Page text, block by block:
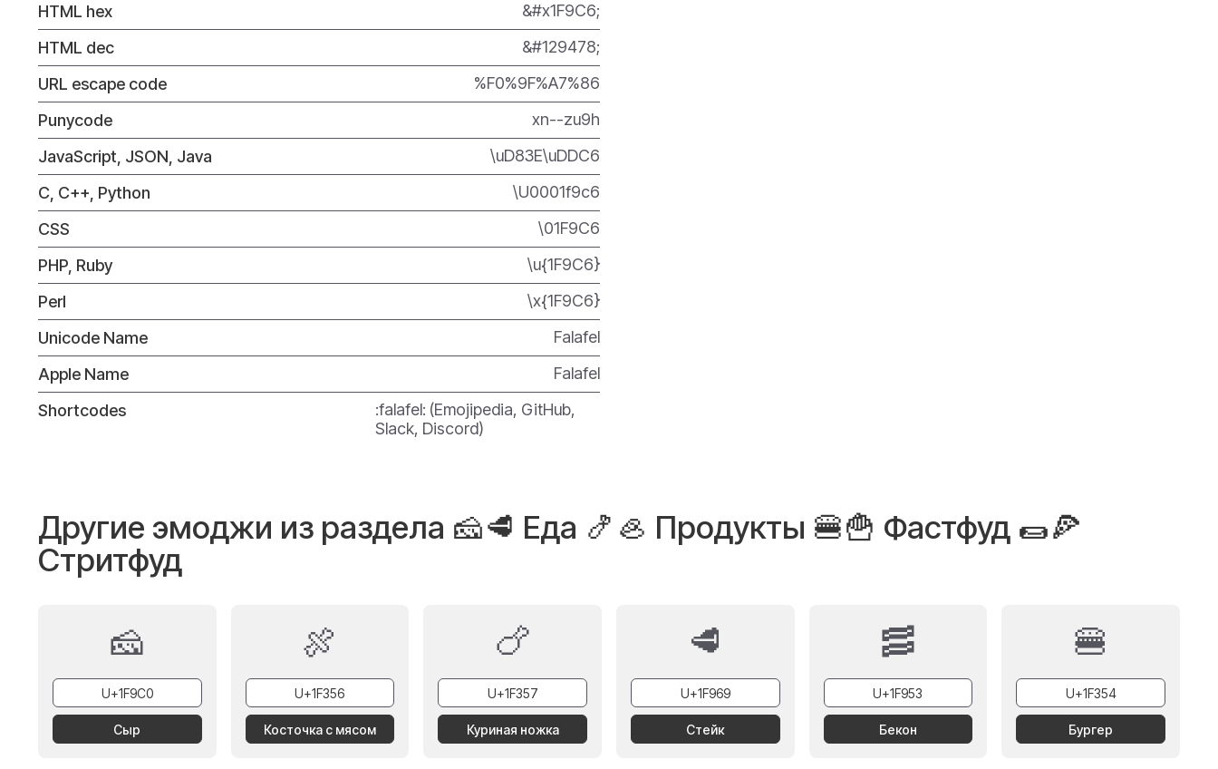
HTML hex
&#x1F9C6;
HTML dec
&#129478;
URL escape code
%F0%9F%A7%86
Punycode
xn--zu9h
JavaScript, JSON, Java
\uD83E\uDDC6
C, C++, Python
\U0001f9c6
CSS
\01F9C6
PHP, Ruby
\u{1F9C6}
Perl
\x{1F9C6}
Unicode Name
Falafel
Apple Name
Falafel
Shortcodes
:falafel: (Emojipedia, GitHub,
Slack, Discord)
Другие эмоджи из раздела 🧀🥩 Еда 🍤🦪 Продукты 🍔🍟 Фастфуд 🌯🍕
Стритфуд
🧀
Cыр
🍖
Косточка с мясом
🍗
Куриная ножка
🥩
Стейк
🥓
Бекон
🍔
Бургер